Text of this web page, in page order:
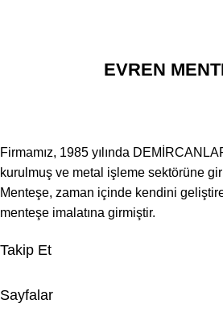
EVREN
Firmamız, 1985 yılında
kurulmuş ve metal işleme sektörüne
Menteşe, zaman içinde kendini
menteşe imalatına girmiştir.
Takip Et
Sayfalar